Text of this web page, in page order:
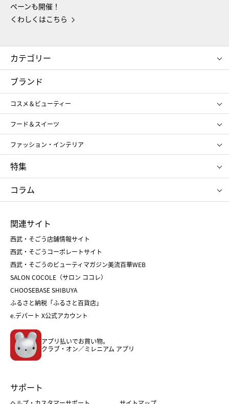
ペーンも開催！
くわしくはこちら
カテゴリー
コスメ＆ビューティー
ギフト
レディース
メンズ
スポーツ・アウトドア
お中元
お歳暮
ブランド
コスメ＆ビューティー
SHISEIDO
ポール&ジョー ボーテ
ジルスチュアート
NARS
RMK
クリニーク
SK-Ⅱ
フード＆スイーツ
アンリ・シャルパンティエ
ゴディバ
新宿高野
たねや
ねんりん家
ファッション・インテリア
ポロ ラルフ ローレン
タケオ キクチ
ママ＆キッズ
シュタイフ
特集
お中元
ひな人形
五月人形
父の日
クリスマスケーキ
ホワイトデー
コラム
菓子折り
和菓子
人気のギフト
バレンタイン
ホワイトデー
おせち
フード
ホーム・キッチン＆アート
関連サイト
西武・そごう店舗情報サイト
西武・そごうコーポレートサイト
西武・そごうのビューティマガジン美流百華WEB
SALON COCOLE（サロン ココレ）
CHOOSEBASE SHIBUYA
ふるさと納税「ふるさと百貨店」
e.デパート X公式アカウント
アプリ払いでお買い物。
クラブ・オン／ミレニアム アプリ
サポート